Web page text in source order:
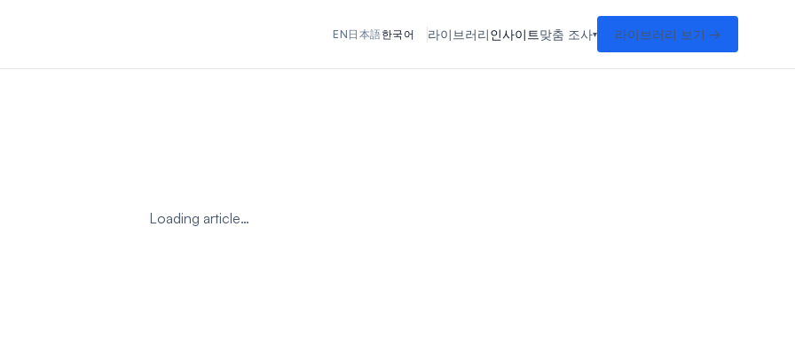
EN 日本語한국어 라이브러리인사이트맞춤 조사 라이브러리 보기 →
Loading article…